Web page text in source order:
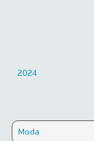
2024
Moda